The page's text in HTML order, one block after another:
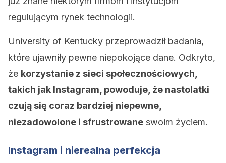
regulującym rynek technologii.
University of Kentucky przeprowadził badania,
które ujawniły pewne niepokojące dane. Odkryto,
że korzystanie z sieci społecznościowych,
takich jak Instagram, powoduje, że nastolatki
czują się coraz bardziej niepewne,
niezadowolone i sfrustrowane swoim życiem.
Instagram i nierealna perfekcja